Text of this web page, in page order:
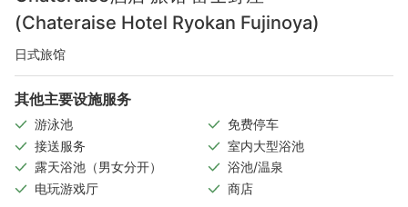
(Chateraise Hotel Ryokan Fujinoya)
日式旅馆
其他主要设施服务
游泳池
免费停车
接送服务
室内大型浴池
露天浴池（男女分开）
浴池/温泉
电玩游戏厅
商店